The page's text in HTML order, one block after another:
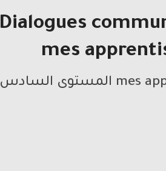
Dialogues
mes
نصوص حوار مرجع mes apprentissages en français المستوى السادس